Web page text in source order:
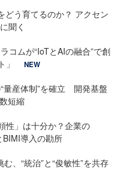
どう育てるのか？ アクセン
聞く
コムが“IoTとAIの融合”で創
NEW
量産体制”を確立 開発基盤
短縮
性」は十分か？企業の
BIMI導入の勘所
、“統治”と“俊敏性”を共存